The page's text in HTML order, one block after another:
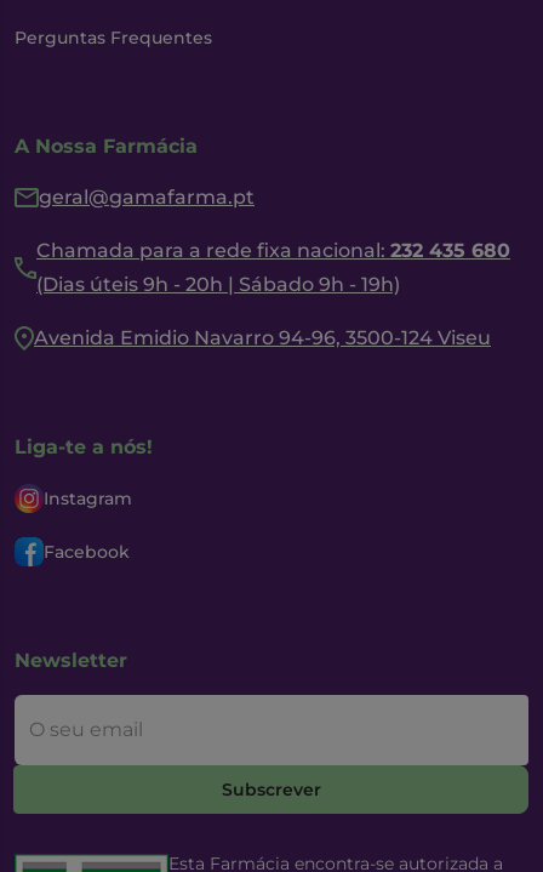
Perguntas Frequentes
A Nossa Farmácia
geral@gamafarma.pt
Chamada para a rede fixa nacional: 232 435 680
(Dias úteis 9h - 20h | Sábado 9h - 19h)
Avenida Emidio Navarro 94-96, 3500-124 Viseu
Liga-te a nós!
Instagram
Facebook
Newsletter
O seu email
Subscrever
Esta Farmácia encontra-se autorizada a